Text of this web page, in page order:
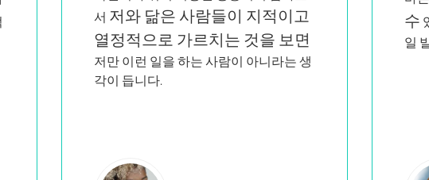
수 있다는 점이마음에들어요. 매일매
일 발전하는 모습에 다시 찾게 되죠!
니
고,